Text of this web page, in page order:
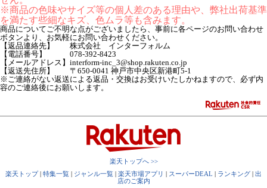
※商品の色味やサイズ等の個人差のある理由や、弊社出荷基準
を満たす些細なキズ、色ムラ等も含みます。
商品についてご不明な点がございましたら、事前に各ページのお問い合わせ
ボタンより、お気軽にお問い合わせください。
【返品連絡先】 株式会社 インターフォルム
【電話番号】 078-392-8423
【メールアドレス】interform-inc_3@shop.rakuten.co.jp
【返送先住所】 〒650-0041 神戸市中央区新港町5-1
※ご連絡がない返送による返品・交換はお受けいたしかねますので、必ず内
容のご連絡後にお願いします。
楽天トップへ >>
楽天トップ
特集一覧 ジャンル一覧 楽天市場アプリ スーパーDEAL ランキング
出
店のご案内